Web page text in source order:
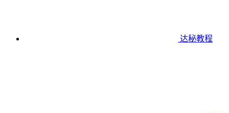
达秘教程